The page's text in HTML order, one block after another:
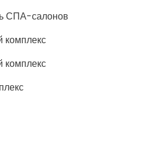
СПА-салонов
комплекс
комплекс